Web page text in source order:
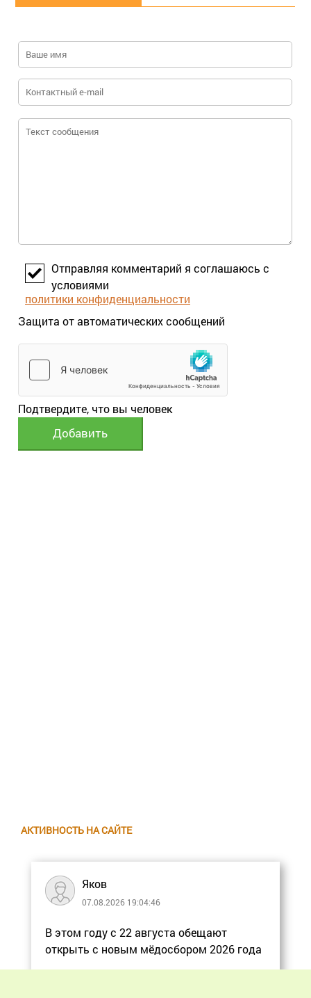
Отправляя комментарий я соглашаюсь с
условиями
политики конфиденциальности
Защита от автоматических сообщений
Подтвердите, что вы человек
АКТИВНОСТЬ НА САЙТЕ
Яков
07.08.2026 19:04:46
В этом году с 22 августа обещают
открыть с новым мёдосбором 2026 года